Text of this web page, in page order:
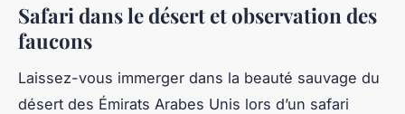
Safari dans le désert et observation des
faucons
Laissez-vous immerger dans la beauté sauvage du
désert des Émirats Arabes Unis lors d’un safari